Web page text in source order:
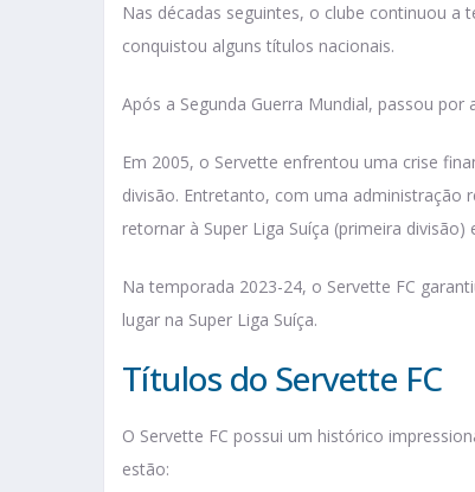
Nas décadas seguintes, o clube continuou a
conquistou alguns títulos nacionais.
Após a Segunda Guerra Mundial, passou
Em 2005, o Servette enfrentou uma crise
divisão. Entretanto, com uma administração
retornar à Super Liga Suíça (primeira divisão)
Na temporada 2023-24, o Servette FC
lugar na Super Liga Suíça.
Títulos do Servette FC
O Servette FC possui um histórico
estão: